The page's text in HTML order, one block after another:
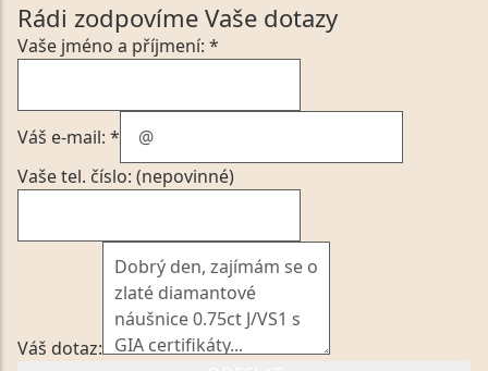
Rádi zodpovíme Vaše dotazy
Vaše jméno a příjmení: *
Váš e-mail: *
Vaše tel. číslo: (nepovinné)
Váš dotaz: